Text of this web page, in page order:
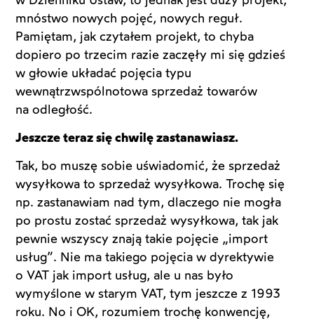
mnóstwo nowych pojęć, nowych reguł.
Pamiętam, jak czytałem projekt, to chyba
dopiero po trzecim razie zaczęły mi się gdzieś
w głowie układać pojęcia typu
wewnątrzwspólnotowa sprzedaż towarów
na odległość.
Jeszcze teraz się chwilę zastanawiasz.
Tak, bo muszę sobie uświadomić, że sprzedaż
wysyłkowa to sprzedaż wysyłkowa. Trochę się
np. zastanawiam nad tym, dlaczego nie mogła
po prostu zostać sprzedaż wysyłkowa, tak jak
pewnie wszyscy znają takie pojęcie „import
usług”. Nie ma takiego pojęcia w dyrektywie
o VAT jak import usług, ale u nas było
wymyślone w starym VAT, tym jeszcze z 1993
roku. No i OK, rozumiem trochę konwencję,